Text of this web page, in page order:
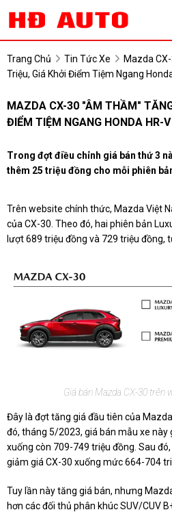
Trang Chủ Tin Tức Xe
Mazda
Triệu, Giá Khởi Điểm Tiệm Ngang
MAZDA CX-30 "ÂM THẦM"
ĐIỂM TIỆM NGANG HONDA HR-V
Trong đợt điều chỉnh giá bán thứ 3
thêm 25 triệu đồng cho mỗi phiên
Trên website chính thức, Mazda Việt
của CX-30. Theo đó, hai phiên bản
lượt 689 triệu đồng và 729 triệu đồng,
Giá bán Mazda CX-30 trên
Đây là đợt tăng giá đầu tiên của
đó, tháng 5/2023, giá bán mẫu xe này
xuống còn 709-749 triệu đồng. Sau
giảm giá CX-30 xuống mức 664-704
Tuy lần này tăng giá bán, nhưng
hơn các đối thủ phân khúc SUV/CUV